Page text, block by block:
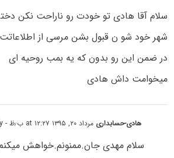
سلام آقا هادی تو خودت رو ناراحت نکن
شهر خود شو ن قبول بشن مرسی از اطلاعاتت
در ضمن این رو بدون که یه بمب روحیه ای
میخوامت داش هادی
هادی-حسابداری مرداد ۲۰, ۱۳۹۵ at ۱۲:۲۷ ب٫ظ - Reply
سلام مهدی جان.ممنونم.خواهش